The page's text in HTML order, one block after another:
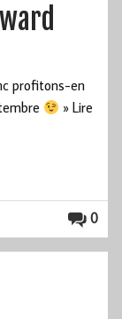
profitons-en
» Lire
0